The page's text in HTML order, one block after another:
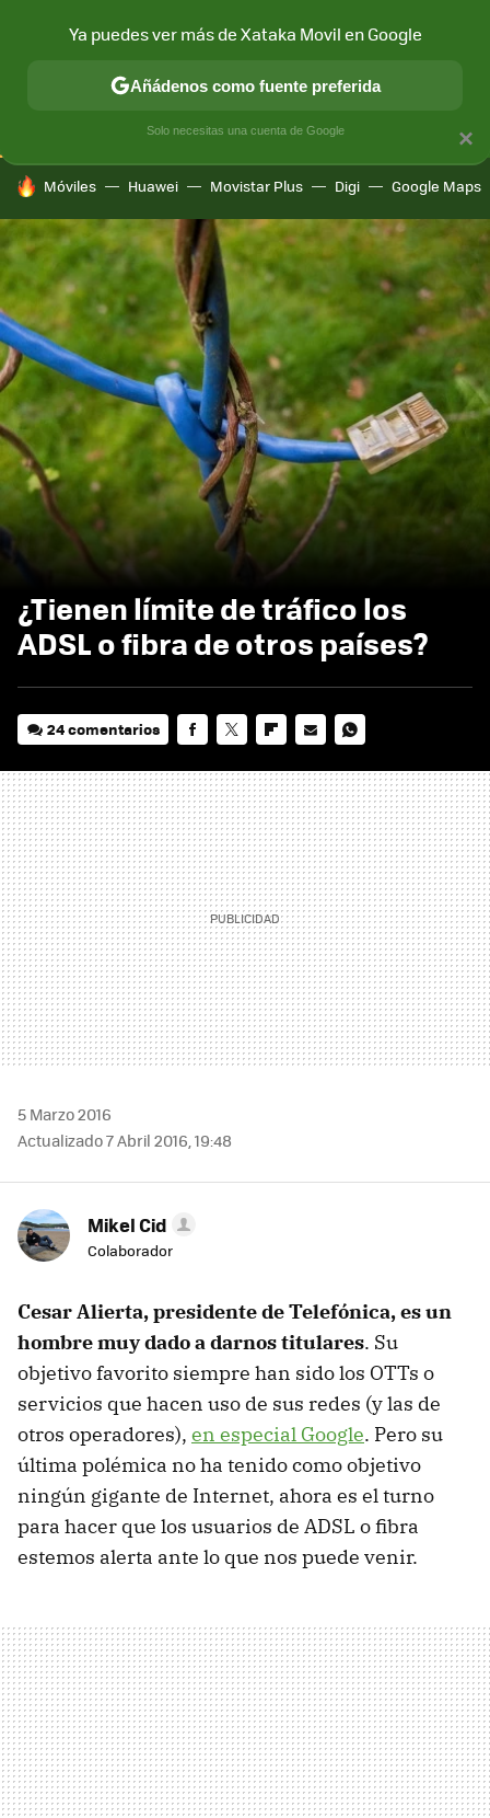
CONECTIVIDAD MÓVIL Y SOCIEDAD APLICACIONES
HOY SE HABLA DE
Móviles Huawei Movistar Plus Digi Google Maps
¿Tienen límite de tráfico los
ADSL o fibra de otros países?
24 comentarios
MAIL
5 Marzo 2016
Actualizado 7 Abril 2016, 19:48
Mikel Cid
Colaborador
Cesar Alierta, presidente de Telefónica, es un
hombre muy dado a darnos titulares. Su
objetivo favorito siempre han sido los OTTs o
servicios que hacen uso de sus redes (y las de
otros operadores), en especial Google. Pero su
última polémica no ha tenido como objetivo
ningún gigante de Internet, ahora es el turno
para hacer que los usuarios de ADSL o fibra
estemos alerta ante lo que nos puede venir.
×
Ya puedes ver más de Xataka Movil en Google
Añádenos como fuente preferida
Solo necesitas una cuenta de Google